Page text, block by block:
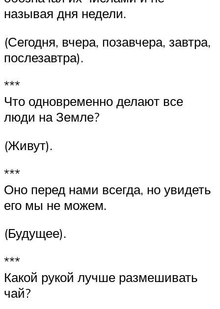
называя дня недели.
(Сегодня, вчера, позавчера, завтра,
послезавтра).
***
Что одновременно делают все
люди на Земле?
(Живут).
***
Оно перед нами всегда, но увидеть
его мы не можем.
(Будущее).
***
Какой рукой лучше размешивать
чай?